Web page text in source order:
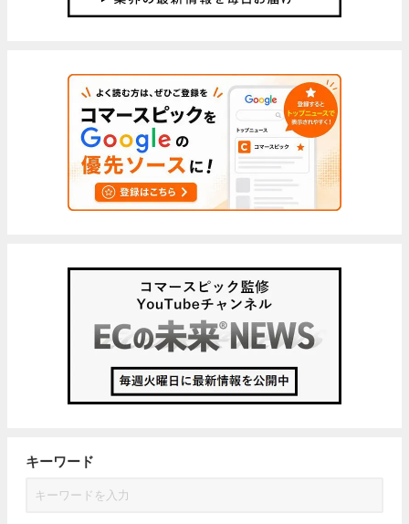
キーワード